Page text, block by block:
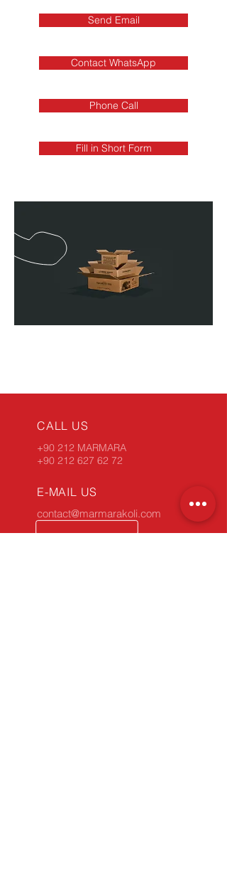
Send Email
Contact WhatsApp
Phone Call
Fill in Short Form
CALL US
+90 212 MARMARA
+90 212 627 62 72
E-MAIL US
contact@marmarakoli.com